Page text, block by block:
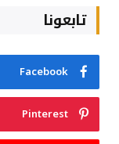
تابعونا
Facebook
Pinterest